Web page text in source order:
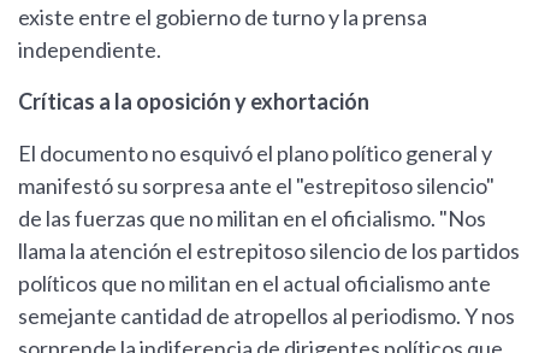
existe entre el gobierno de turno y la prensa
independiente.
Críticas a la oposición y exhortación
El documento no esquivó el plano político general y
manifestó su sorpresa ante el "estrepitoso silencio"
de las fuerzas que no militan en el oficialismo. "Nos
llama la atención el estrepitoso silencio de los partidos
políticos que no militan en el actual oficialismo ante
semejante cantidad de atropellos al periodismo. Y nos